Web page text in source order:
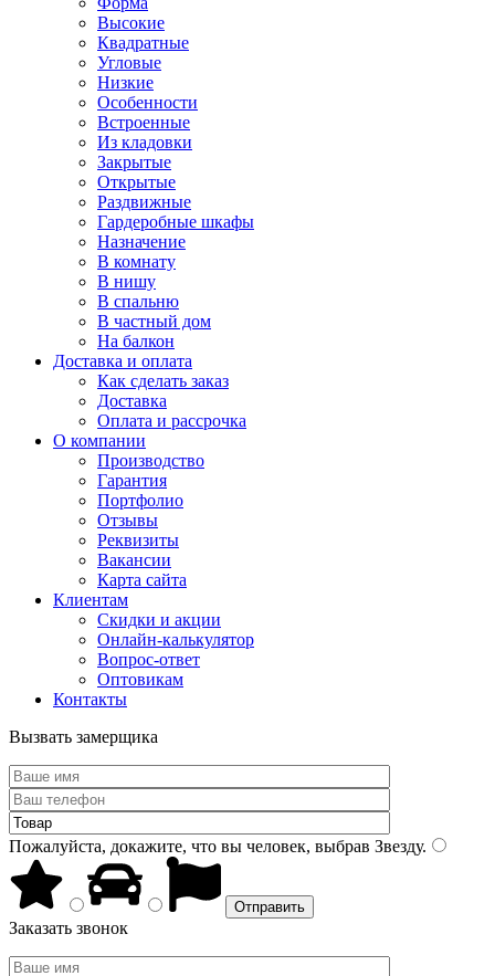
Высокие
Квадратные
Угловые
Низкие
Особенности
Встроенные
Из кладовки
Закрытые
Открытые
Раздвижные
Гардеробные шкафы
Назначение
В комнату
В нишу
В спальню
В частный дом
На балкон
Доставка и оплата
Как сделать заказ
Доставка
Оплата и рассрочка
О компании
Производство
Гарантия
Портфолио
Отзывы
Реквизиты
Вакансии
Карта сайта
Клиентам
Скидки и акции
Онлайн-калькулятор
Вопрос-ответ
Оптовикам
Контакты
Вызвать замерщика
Пожалуйста, докажите, что вы человек, выбрав Звезду.
Заказать звонок